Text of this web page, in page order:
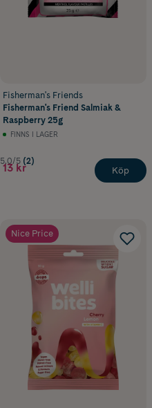
Fisherman's Friends
Fisherman's Friend Salmiak &
Raspberry 25g
FINNS I LAGER
5.0/5 (2)
13 kr Köp
Nice Price